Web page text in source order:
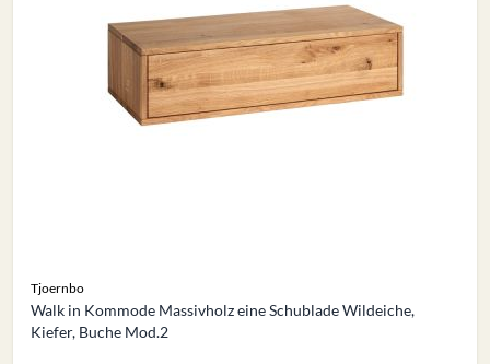
Tjoernbo
Walk in Kommode Massivholz eine Schublade Wildeiche,
Kiefer, Buche Mod.2